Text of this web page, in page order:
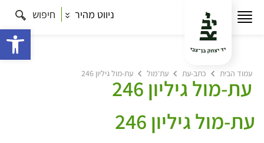
ניווט מהיר חיפוש
עמוד הבית כתב-עת עת־מול עת-מול גיליון 246
עת-מול גיליון 246
עת-מול גיליון 246